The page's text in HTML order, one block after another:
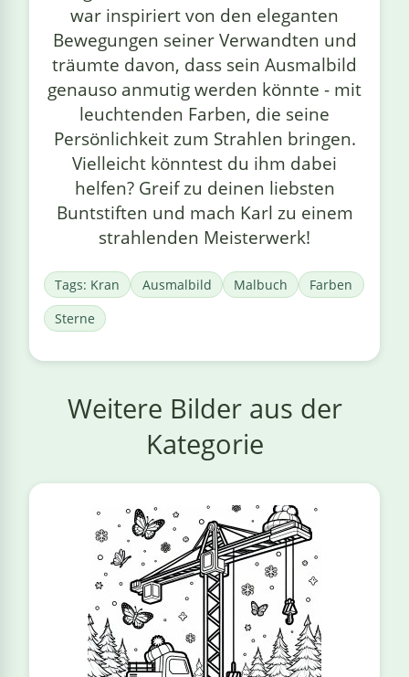
war inspiriert von den eleganten
Bewegungen seiner Verwandten und
träumte davon, dass sein Ausmalbild
genauso anmutig werden könnte - mit
leuchtenden Farben, die seine
Persönlichkeit zum Strahlen bringen.
Vielleicht könntest du ihm dabei
helfen? Greif zu deinen liebsten
Buntstiften und mach Karl zu einem
strahlenden Meisterwerk!
Tags: Kran Ausmalbild Malbuch
Farben
Sterne
Weitere Bilder aus der
Kategorie